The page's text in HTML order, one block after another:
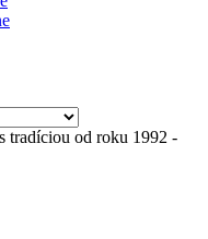
tradíciou od roku 1992 -